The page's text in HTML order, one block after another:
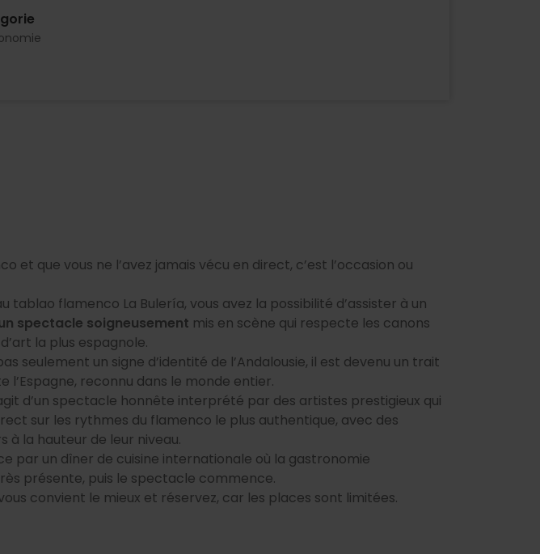
et que vous ne l’avez jamais vécu en direct, c’est l’occasion ou
tablao flamenco La Bulería, vous avez la possibilité d’assister à un
spectacle soigneusement mis en scène qui respecte les canons
la plus espagnole.
seulement un signe d’identité de l’Andalousie, il est devenu un trait
l’Espagne, reconnu dans le monde entier.
d’un spectacle honnête interprété par des artistes prestigieux qui
sur les rythmes du flamenco le plus authentique, avec des
à la hauteur de leur niveau.
par un dîner de cuisine internationale où la gastronomie
présente, puis le spectacle commence.
convient le mieux et réservez, car les places sont limitées.